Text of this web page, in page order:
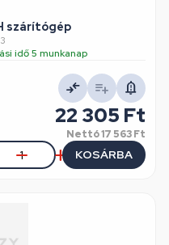
szárítógép
idő 5 munkanap
22 305 Ft
Nettó17 563 Ft
KOSÁRBA